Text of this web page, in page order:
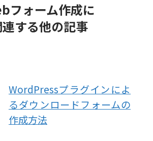
フォーム作成に
連する他の記事
WordPressプラグインによ
るダウンロードフォームの
作成方法